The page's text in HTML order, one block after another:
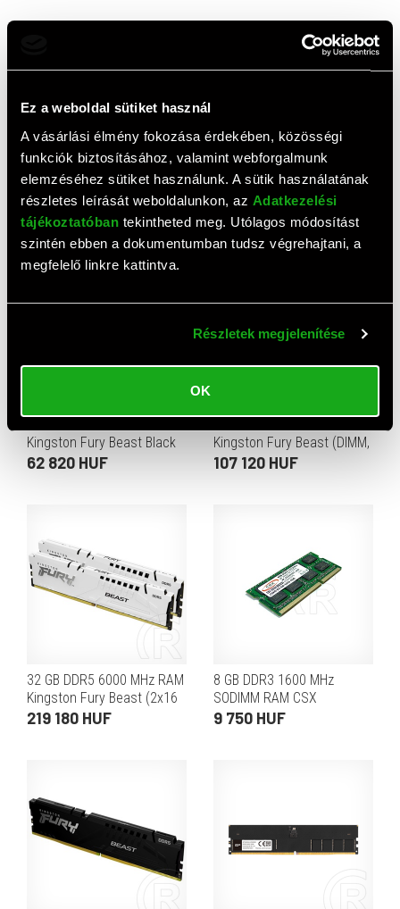
Ez a weboldal sütiket használ
A vásárlási élmény fokozása érdekében, közösségi
funkciók biztosításához, valamint webforgalmunk
elemzéséhez sütiket használunk. A sütik használatának
részletes leírását weboldalunkon, az Adatkezelési
tájékoztatóban tekintheted meg. Utólagos módosítást
szintén ebben a dokumentumban tudsz végrehajtani, a
megfelelő linkre kattintva.
Részletek megjelenítése
OK
ÉRTÉKELÉS ÍRÁSA
Ehhez a termékhez még nem érkezett értékelés. Legyél te
Top termékek
Kingston Fury Beast Black
(2x8 GB)
62 820 HUF
Kingston Fury Beast (DIMM,
CL36, EXPO, fekete)
107 120 HUF
32 GB DDR5 6000 MHz RAM
Kingston Fury Beast (2x16
GB, CL30, EXPO, fehér)
219 180 HUF
8 GB DDR3 1600 MHz
SODIMM RAM CSX
9 750 HUF